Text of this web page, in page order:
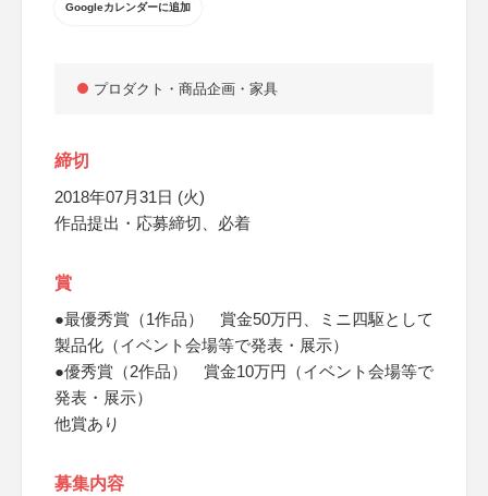
Googleカレンダーに追加
プロダクト・商品企画・家具
締切
2018年07月31日 (火)
作品提出・応募締切、必着
賞
●最優秀賞（1作品） 賞金50万円、ミニ四駆として
製品化（イベント会場等で発表・展示）
●優秀賞（2作品） 賞金10万円（イベント会場等で
発表・展示）
他賞あり
募集内容